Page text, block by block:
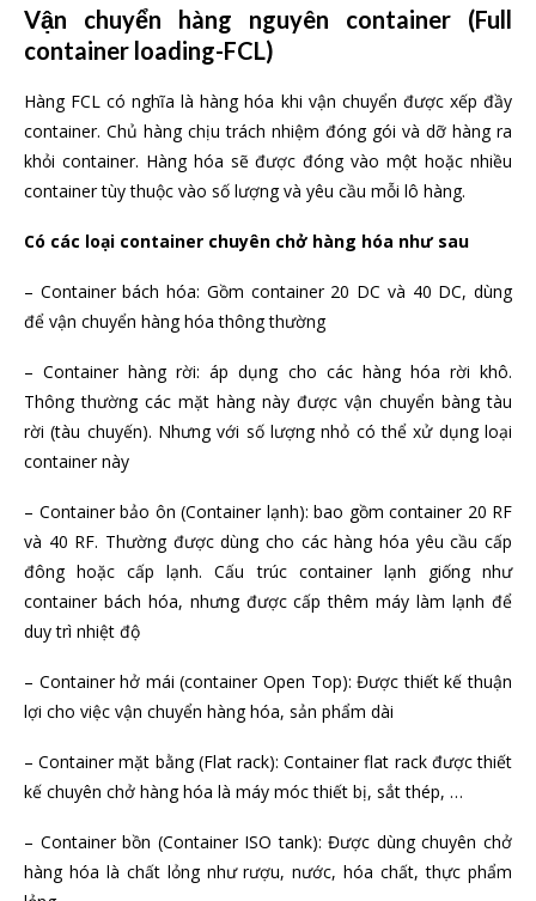
Vận chuyển hàng nguyên container (Full
container loading-FCL)
Hàng FCL có nghĩa là hàng hóa khi vận chuyển được xếp đầy
container. Chủ hàng chịu trách nhiệm đóng gói và dỡ hàng ra
khỏi container. Hàng hóa sẽ được đóng vào một hoặc nhiều
container tùy thuộc vào số lượng và yêu cầu mỗi lô hàng.
Có các loại container chuyên chở hàng hóa như sau
– Container bách hóa: Gồm container 20 DC và 40 DC, dùng
để vận chuyển hàng hóa thông thường
– Container hàng rời: áp dụng cho các hàng hóa rời khô.
Thông thường các mặt hàng này được vận chuyển bàng tàu
rời (tàu chuyến). Nhưng với số lượng nhỏ có thể xử dụng loại
container này
– Container bảo ôn (Container lạnh): bao gồm container 20 RF
và 40 RF. Thường được dùng cho các hàng hóa yêu cầu cấp
đông hoặc cấp lạnh. Cấu trúc container lạnh giống như
container bách hóa, nhưng được cấp thêm máy làm lạnh để
duy trì nhiệt độ
– Container hở mái (container Open Top): Được thiết kế thuận
lợi cho việc vận chuyển hàng hóa, sản phẩm dài
– Container mặt bằng (Flat rack): Container flat rack được thiết
kế chuyên chở hàng hóa là máy móc thiết bị, sắt thép, …
– Container bồn (Container ISO tank): Được dùng chuyên chở
hàng hóa là chất lỏng như rượu, nước, hóa chất, thực phẩm